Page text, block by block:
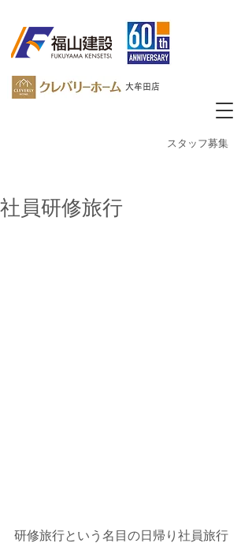
大牟田店
​スタッフ募集
社員研修旅行
研修旅行という名目の日帰り社員旅行